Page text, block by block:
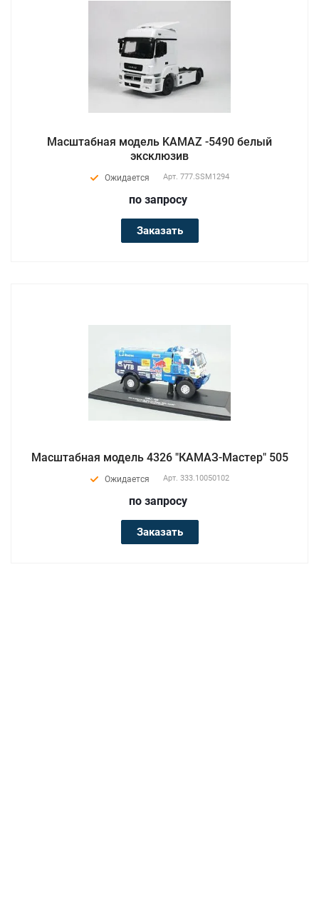
Масштабная модель KAMAZ -5490 белый
эксклюзив
Ожидается Арт. 777.SSM1294
по запросу
Заказать
Масштабная модель 4326 "КАМАЗ-Мастер" 505
Ожидается Арт. 333.10050102
по запросу
Заказать